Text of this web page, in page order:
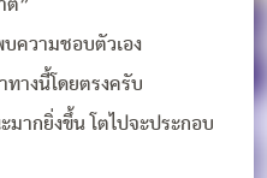
ต”
ความชอบตัวเอง
ทางนี้โดยตรงครับ
มากยิ่งขึ้น โตไปจะประกอบ